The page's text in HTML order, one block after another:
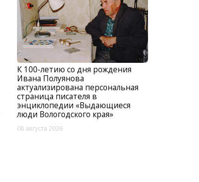
К 100-летию со дня рождения
Ивана Полуянова
актуализирована персональная
страница писателя в
энциклопедии «Выдающиеся
люди Вологодского края»
08 августа 2026